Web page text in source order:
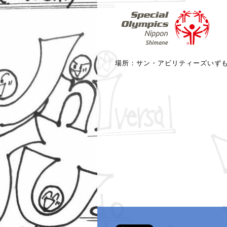
場所：サン・アビリティーズいず